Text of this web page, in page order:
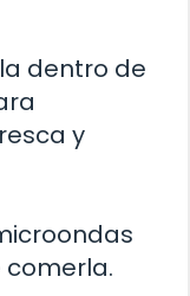
dentro de
y
comerla.